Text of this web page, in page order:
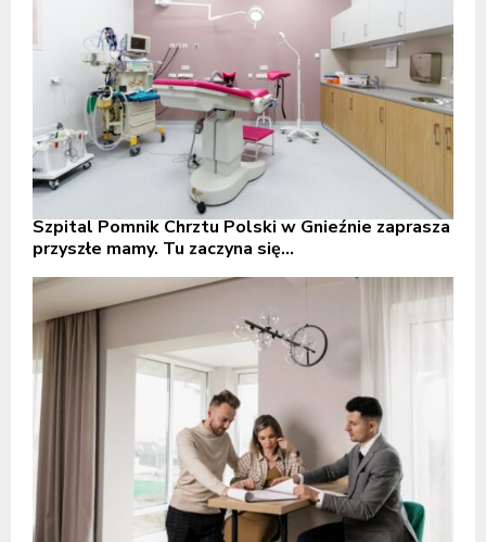
Szpital Pomnik Chrztu Polski w Gnieźnie zaprasza
przyszłe mamy. Tu zaczyna się...